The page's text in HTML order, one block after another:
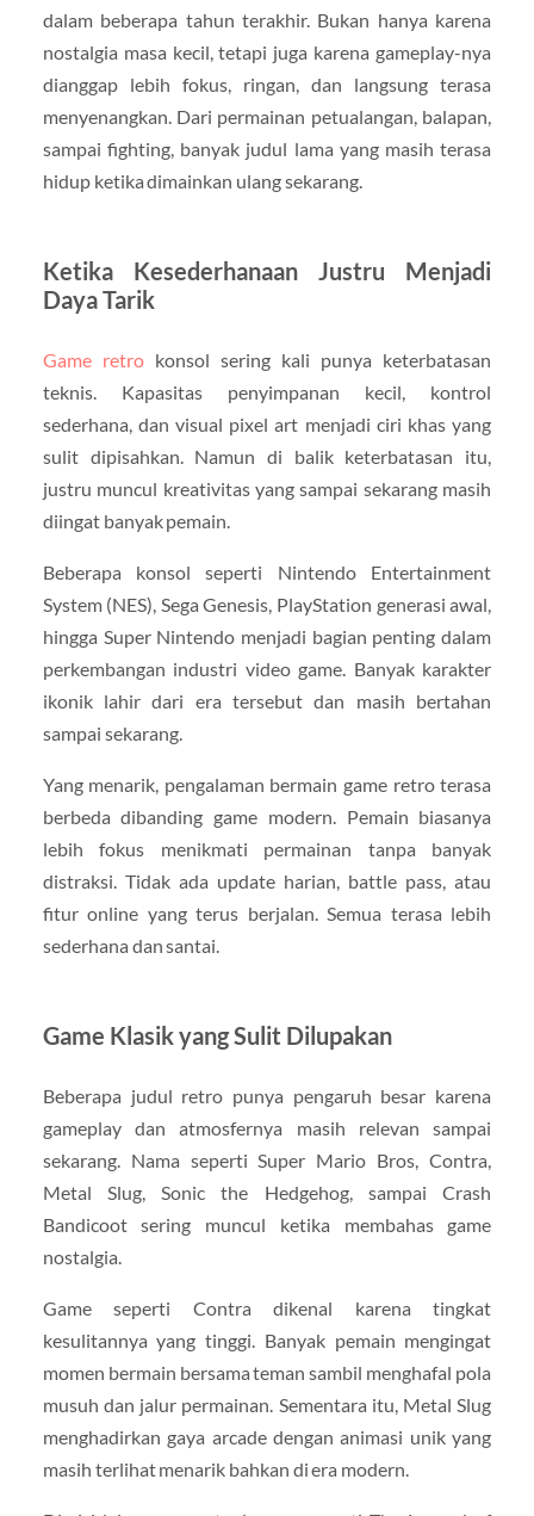
dalam beberapa tahun terakhir. Bukan hanya karena
nostalgia masa kecil, tetapi juga karena gameplay-nya
dianggap lebih fokus, ringan, dan langsung terasa
menyenangkan. Dari permainan petualangan, balapan,
sampai fighting, banyak judul lama yang masih terasa
hidup ketika dimainkan ulang sekarang.
Ketika Kesederhanaan Justru Menjadi
Daya Tarik
Game retrokonsol sering kali punya keterbatasan
teknis. Kapasitas penyimpanan kecil, kontrol
sederhana, dan visual pixel art menjadi ciri khas yang
sulit dipisahkan. Namun di balik keterbatasan itu,
justru muncul kreativitas yang sampai sekarang masih
diingat banyak pemain.
Beberapa konsol seperti Nintendo Entertainment
System (NES), Sega Genesis, PlayStation generasi awal,
hingga Super Nintendo menjadi bagian penting dalam
perkembangan industri video game. Banyak karakter
ikonik lahir dari era tersebut dan masih bertahan
sampai sekarang.
Yang menarik, pengalaman bermain game retro terasa
berbeda dibanding game modern. Pemain biasanya
lebih fokus menikmati permainan tanpa banyak
distraksi. Tidak ada update harian, battle pass, atau
fitur online yang terus berjalan. Semua terasa lebih
sederhana dan santai.
Game Klasik yang Sulit Dilupakan
Beberapa judul retro punya pengaruh besar karena
gameplay dan atmosfernya masih relevan sampai
sekarang. Nama seperti Super Mario Bros, Contra,
Metal Slug, Sonic the Hedgehog, sampai Crash
Bandicoot sering muncul ketika membahas game
nostalgia.
Game seperti Contra dikenal karena tingkat
kesulitannya yang tinggi. Banyak pemain mengingat
momen bermain bersama teman sambil menghafal pola
musuh dan jalur permainan. Sementara itu, Metal Slug
menghadirkan gaya arcade dengan animasi unik yang
masih terlihat menarik bahkan di era modern.